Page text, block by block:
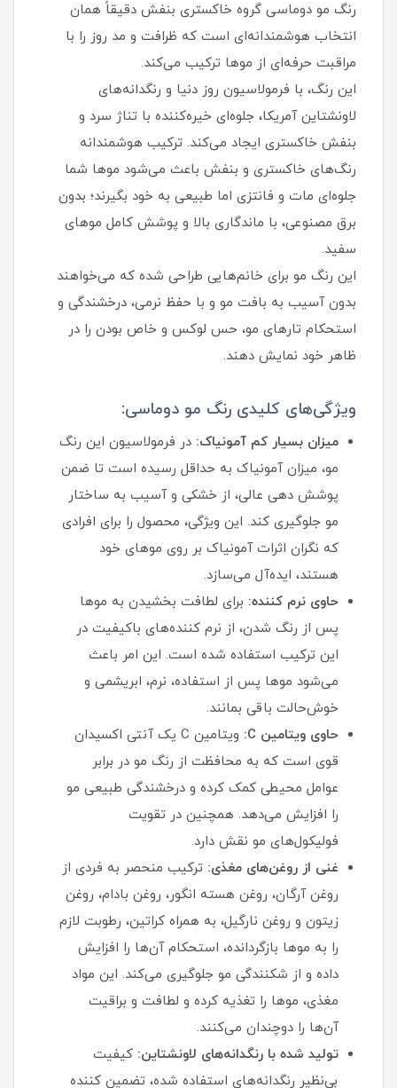
رنگ مو دوماسی گروه خاکستری بنفش دقیقاً همان
انتخاب هوشمندانه‌ای است که ظرافت و مد روز را با
مراقبت حرفه‌ای از موها ترکیب می‌کند.
این رنگ، با فرمولاسیون روز دنیا و رنگدانه‌های
لاونشتاین آمریکا، جلوه‌ای خیره‌کننده با تناژ سرد و
بنفش خاکستری ایجاد می‌کند. ترکیب هوشمندانه
رنگ‌های خاکستری و بنفش باعث می‌شود موها شما
جلوه‌ای مات و فانتزی اما طبیعی به خود بگیرند؛ بدون
برق مصنوعی، با ماندگاری بالا و پوشش کامل موهای
سفید.
این رنگ مو برای خانم‌هایی طراحی شده که می‌خواهند
بدون آسیب به بافت مو و با حفظ نرمی، درخشندگی و
استحکام تارهای مو، حس لوکس و خاص بودن را در
ظاهر خود نمایش دهند.
ویژگی‌های کلیدی رنگ مو دوماسی:
میزان بسیار کم آمونیاک: در فرمولاسیون این رنگ
مو، میزان آمونیاک به حداقل رسیده است تا ضمن
پوشش‌ دهی عالی، از خشکی و آسیب به ساختار
مو جلوگیری کند. این ویژگی، محصول را برای افرادی
که نگران اثرات آمونیاک بر روی موهای خود
هستند، ایده‌آل می‌سازد.
حاوی نرم‌ کننده: برای لطافت بخشیدن به موها
پس از رنگ شدن، از نرم‌ کننده‌های باکیفیت در
این ترکیب استفاده شده است. این امر باعث
می‌شود موها پس از استفاده، نرم، ابریشمی و
خوش‌حالت باقی بمانند.
حاوی ویتامین C:
ویتامین C یک آنتی‌ اکسیدان
قوی است که به محافظت از رنگ مو در برابر
عوامل محیطی کمک کرده و درخشندگی طبیعی مو
را افزایش می‌دهد. همچنین در تقویت
فولیکول‌های مو نقش دارد.
غنی از روغن‌های مغذی: ترکیب منحصر به‌ فردی از
روغن آرگان، روغن هسته انگور، روغن بادام، روغن
زیتون و روغن نارگیل، به همراه کراتین، رطوبت لازم
را به موها بازگردانده، استحکام آن‌ها را افزایش
داده و از شکنندگی مو جلوگیری می‌کند. این مواد
مغذی، موها را تغذیه کرده و لطافت و براقیت
آن‌ها را دوچندان می‌کنند.
تولید شده با رنگدانه‌های لاونشتاین: کیفیت
بی‌نظیر رنگدانه‌های استفاده شده، تضمین‌ کننده